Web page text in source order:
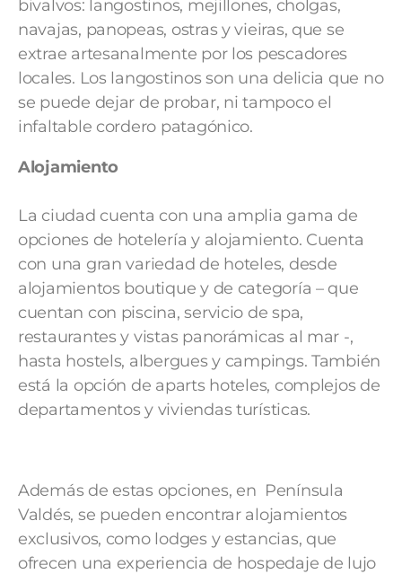
bivalvos: langostinos, mejillones, cholgas,
navajas, panopeas, ostras y vieiras, que se
extrae artesanalmente por los pescadores
locales. Los langostinos son una delicia que no
se puede dejar de probar, ni tampoco el
infaltable cordero patagónico.
Alojamiento
La ciudad cuenta con una amplia gama de
opciones de hotelería y alojamiento. Cuenta
con una gran variedad de hoteles, desde
alojamientos boutique y de categoría – que
cuentan con piscina, servicio de spa,
restaurantes y vistas panorámicas al mar -,
hasta hostels, albergues y campings. También
está la opción de aparts hoteles, complejos de
departamentos y viviendas turísticas.
Además de estas opciones, en Península
Valdés, se pueden encontrar alojamientos
exclusivos, como lodges y estancias, que
ofrecen una experiencia de hospedaje de lujo